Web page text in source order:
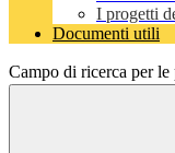
I progetti
Documenti utili
Campo di ricerca per le